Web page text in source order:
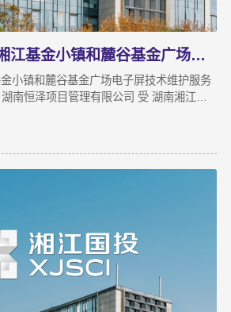
2026-2027年度湘江基金小镇和麓谷基金广场电子屏技术维护服务竞争性磋商邀请公告
小镇和麓谷基金广场电子屏技术维护服务
南恒泽项目管理有限公司 受 湖南湘江新
术维护服务 进行竞争性磋商采购，现采用
电子屏技术维护服务2.委托代理编号：
购项目标的、数量及简要规格描述或项目